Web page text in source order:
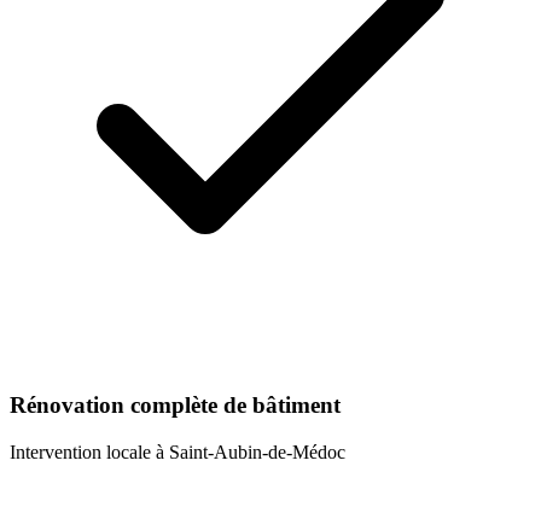
Rénovation complète de bâtiment
Intervention locale à Saint-Aubin-de-Médoc